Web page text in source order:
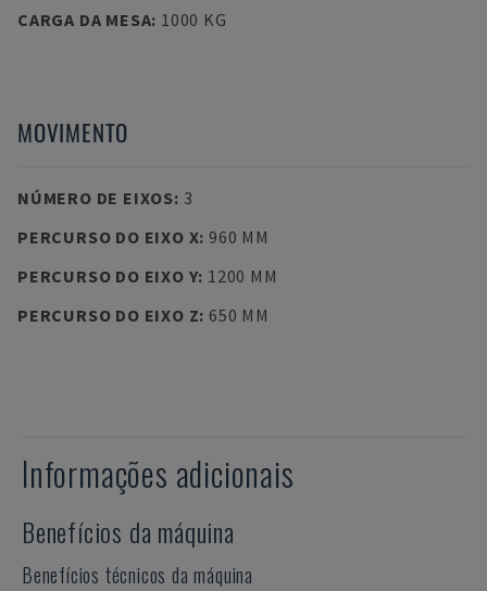
CARGA DA MESA: 1000 KG
MOVIMENTO
NÚMERO DE EIXOS: 3
PERCURSO DO EIXO X: 960 MM
PERCURSO DO EIXO Y: 1200 MM
PERCURSO DO EIXO Z: 650 MM
Informações adicionais
Benefícios da máquina
Benefícios técnicos da máquina